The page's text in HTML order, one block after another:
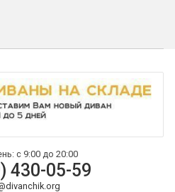
и доставка
с 9:00 до 20:00
430-05-59